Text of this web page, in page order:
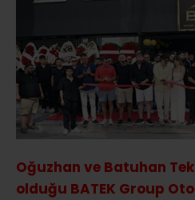
Oğuzhan ve Batuhan
olduğu BATEK Group Oto